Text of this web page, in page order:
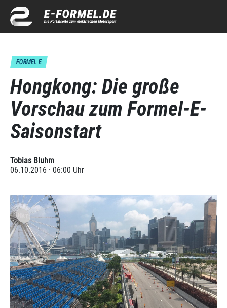
FORMEL E
Hongkong: Die große
Vorschau zum Formel-E-
Saisonstart
Tobias Bluhm
06.10.2016 · 06:00 Uhr